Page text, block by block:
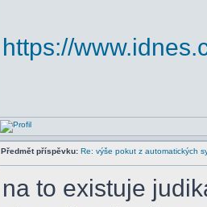
https://
Předmět příspěvku: Re: výše pokut z automatických
na to existuje